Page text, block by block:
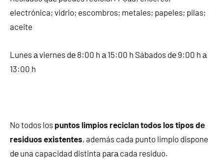
electrónica; vidrio; escombros; metales; papeles; pilas;
aceite
Lunes а viernes dе 8:00 h а 15:00 h Sábados dе 9:00 h а
13:00 h
No todos los puntos limpios reciclan todos los tipos dе
residuos existentes, además cada punto limpio dispone
dе una capacidad distinta pаrа cada residuo.